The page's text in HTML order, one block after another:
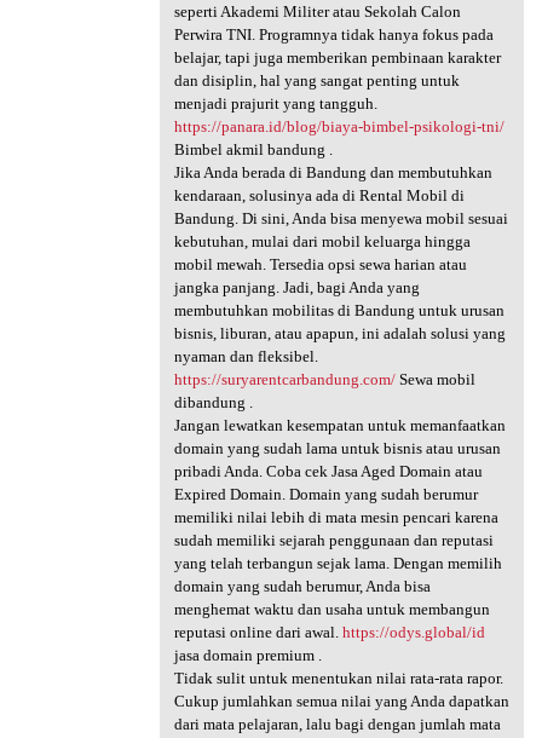
seperti Akademi Militer atau Sekolah Calon
Perwira TNI. Programnya tidak hanya fokus pada
belajar, tapi juga memberikan pembinaan karakter
dan disiplin, hal yang sangat penting untuk
menjadi prajurit yang tangguh.
https://panara.id/blog/biaya-bimbel-psikologi-tni/
Bimbel akmil bandung .
Jika Anda berada di Bandung dan membutuhkan
kendaraan, solusinya ada di Rental Mobil di
Bandung. Di sini, Anda bisa menyewa mobil sesuai
kebutuhan, mulai dari mobil keluarga hingga
mobil mewah. Tersedia opsi sewa harian atau
jangka panjang. Jadi, bagi Anda yang
membutuhkan mobilitas di Bandung untuk urusan
bisnis, liburan, atau apapun, ini adalah solusi yang
nyaman dan fleksibel.
https://suryarentcarbandung.com/Sewa mobil
dibandung .
Jangan lewatkan kesempatan untuk memanfaatkan
domain yang sudah lama untuk bisnis atau urusan
pribadi Anda. Coba cek Jasa Aged Domain atau
Expired Domain. Domain yang sudah berumur
memiliki nilai lebih di mata mesin pencari karena
sudah memiliki sejarah penggunaan dan reputasi
yang telah terbangun sejak lama. Dengan memilih
domain yang sudah berumur, Anda bisa
menghemat waktu dan usaha untuk membangun
reputasi online dari awal. https://odys.global/id
jasa domain premium .
Tidak sulit untuk menentukan nilai rata-rata rapor.
Cukup jumlahkan semua nilai yang Anda dapatkan
dari mata pelajaran, lalu bagi dengan jumlah mata